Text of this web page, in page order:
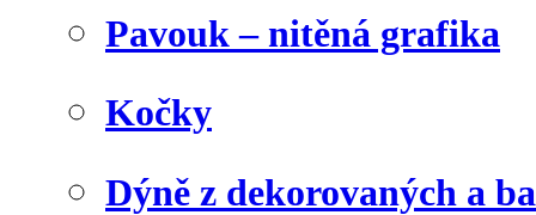
Pavouk – nitěná grafika
Kočky
Dýně z dekorovaných a